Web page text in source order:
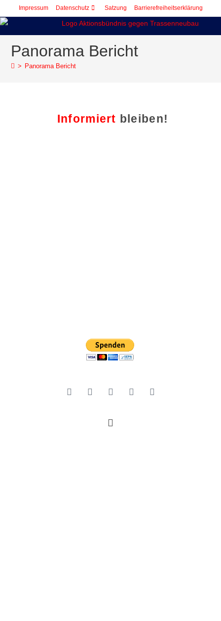
Impressum Datenschutz Satzung Barrierefreiheitserklärung
Panorama Bericht
> Panorama Bericht
Informiert bleiben!